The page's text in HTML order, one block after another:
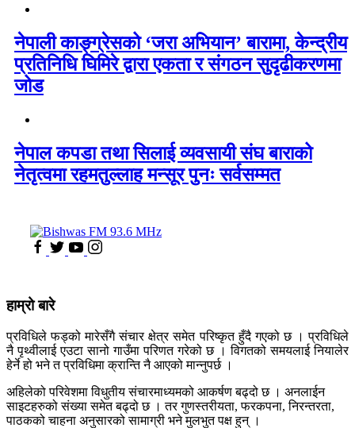
नेपाली काङ्ग्रेसको ‘जरा अभियान’ बारामा, केन्द्रीय
प्रतिनिधि घिमिरे द्वारा एकता र संगठन सुदृढीकरणमा
जोड
नेपाल कपडा तथा सिलाई व्यवसायी संघ बाराको
नेतृत्वमा रहमतुल्लाह मन्सूर पुनः सर्वसम्मत
हाम्रो बारे
प्रविधिले फड्को मारेसँगै संचार क्षेत्र समेत परिष्कृत हुँदै गएको छ । प्रविधिले
नै पृथ्वीलाई एउटा सानो गाउँमा परिणत गरेको छ । विगतको समयलाई नियालेर
हेर्ने हो भने त प्रविधिमा क्रान्ति नै आएको मान्नुपर्छ ।
अहिलेको परिवेशमा विधुतीय संचारमाध्यमको आकर्षण बढ्दो छ । अनलाईन
साइटहरुको संख्या समेत बढ्दो छ । तर गुणस्तरीयता, फरकपना, निरन्तरता,
पाठकको चाहना अनुसारको सामाग्री भने मुलभुत पक्ष हुन् ।